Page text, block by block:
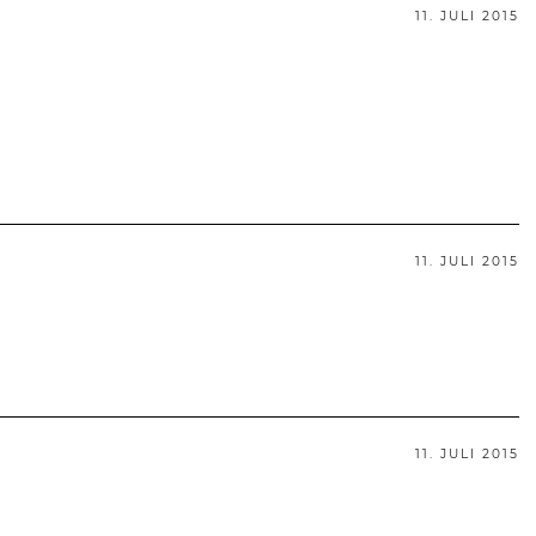
11. JULI 2015
11. JULI 2015
11. JULI 2015